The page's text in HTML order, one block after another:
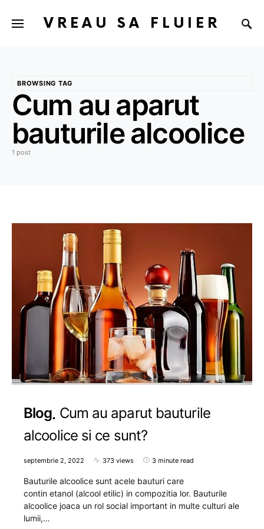
VREAU SA FLUIER
BROWSING TAG
Cum au aparut
bauturile alcoolice
1 post
Blog Cum au aparut bauturile
alcoolice si ce sunt?
septembrie 2, 2022 373 views 3 minute read
Bauturile alcoolice sunt acele bauturi care
contin etanol (alcool etilic) in compozitia lor. Bauturile
alcoolice joaca un rol social important in multe culturi ale
lumii,…